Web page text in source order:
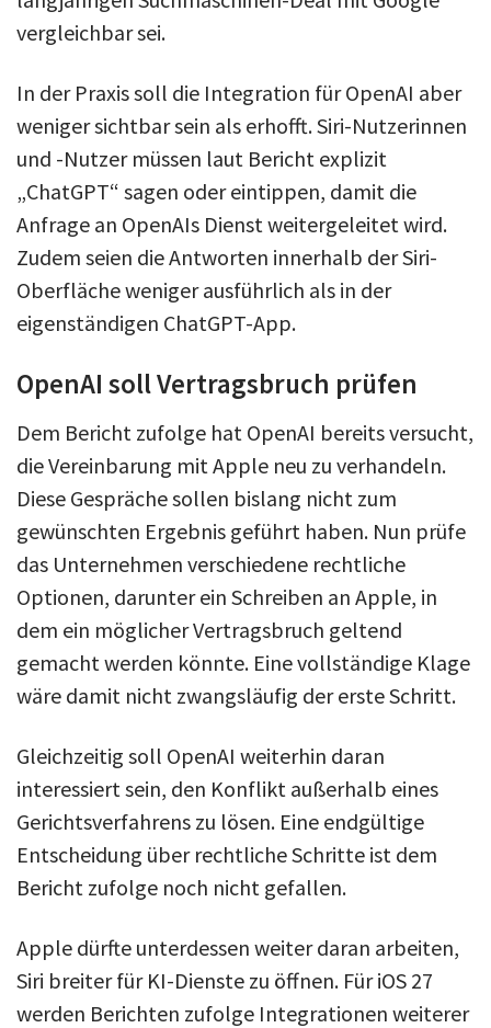
vergleichbar sei.
In der Praxis soll die Integration für OpenAI aber
weniger sichtbar sein als erhofft. Siri-Nutzerinnen
und -Nutzer müssen laut Bericht explizit
„ChatGPT“ sagen oder eintippen, damit die
Anfrage an OpenAIs Dienst weitergeleitet wird.
Zudem seien die Antworten innerhalb der Siri-
Oberfläche weniger ausführlich als in der
eigenständigen ChatGPT-App.
OpenAI soll Vertragsbruch prüfen
Dem Bericht zufolge hat OpenAI bereits versucht,
die Vereinbarung mit Apple neu zu verhandeln.
Diese Gespräche sollen bislang nicht zum
gewünschten Ergebnis geführt haben. Nun prüfe
das Unternehmen verschiedene rechtliche
Optionen, darunter ein Schreiben an Apple, in
dem ein möglicher Vertragsbruch geltend
gemacht werden könnte. Eine vollständige Klage
wäre damit nicht zwangsläufig der erste Schritt.
Gleichzeitig soll OpenAI weiterhin daran
interessiert sein, den Konflikt außerhalb eines
Gerichtsverfahrens zu lösen. Eine endgültige
Entscheidung über rechtliche Schritte ist dem
Bericht zufolge noch nicht gefallen.
Apple dürfte unterdessen weiter daran arbeiten,
Siri breiter für KI-Dienste zu öffnen. Für iOS 27
werden Berichten zufolge Integrationen weiterer